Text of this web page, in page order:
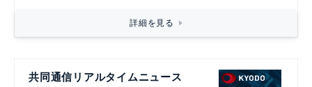
詳細を見る
共同通信リアルタイムニュース